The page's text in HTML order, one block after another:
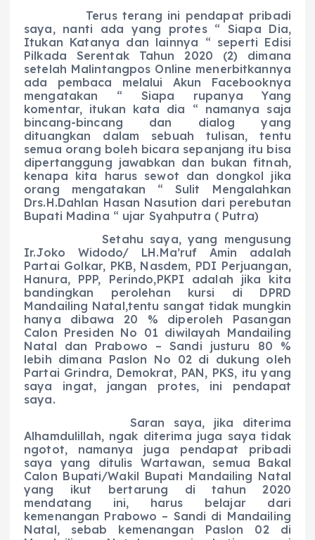
Terus terang ini pendapat pribadi
saya, nanti ada yang protes “ Siapa Dia,
Itukan Katanya dan lainnya “ seperti Edisi
Pilkada Serentak Tahun 2020 (2) dimana
setelah Malintangpos Online menerbitkannya
ada pembaca melalui Akun Facebooknya
mengatakan “ Siapa rupanya Yang
komentar, itukan kata dia “ namanya saja
bincang-bincang dan dialog yang
dituangkan dalam sebuah tulisan, tentu
semua orang boleh bicara sepanjang itu bisa
dipertanggung jawabkan dan bukan fitnah,
kenapa kita harus sewot dan dongkol jika
orang mengatakan “ Sulit Mengalahkan
Drs.H.Dahlan Hasan Nasution dari perebutan
Bupati Madina “ ujar Syahputra ( Putra)
Setahu saya, yang mengusung
Ir.Joko Widodo/ LH.Ma’ruf Amin adalah
Partai Golkar, PKB, Nasdem, PDI Perjuangan,
Hanura, PPP, Perindo,PKPI adalah jika kita
bandingkan perolehan kursi di DPRD
Mandailing Natal,tentu sangat tidak mungkin
hanya dibawa 20 % diperoleh Pasangan
Calon Presiden No 01 diwilayah Mandailing
Natal dan Prabowo – Sandi justuru 80 %
lebih dimana Paslon No 02 di dukung oleh
Partai Grindra, Demokrat, PAN, PKS, itu yang
saya ingat, jangan protes, ini pendapat
saya.
Saran saya, jika diterima
Alhamdulillah, ngak diterima juga saya tidak
ngotot, namanya juga pendapat pribadi
saya yang ditulis Wartawan, semua Bakal
Calon Bupati/Wakil Bupati Mandailing Natal
yang ikut bertarung di tahun 2020
mendatang ini, harus belajar dari
kemenangan Prabowo – Sandi di Mandailing
Natal, sebab kemenangan Paslon 02 di